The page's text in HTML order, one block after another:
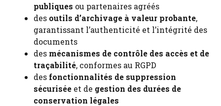
publiques ou partenaires agréés
des outils d’archivage à valeur probante,
garantissant l’authenticité et l’intégrité des
documents
des mécanismes de contrôle des accès et de
traçabilité, conformes au RGPD
des fonctionnalités de suppression
sécurisée et de gestion des durées de
conservation légales